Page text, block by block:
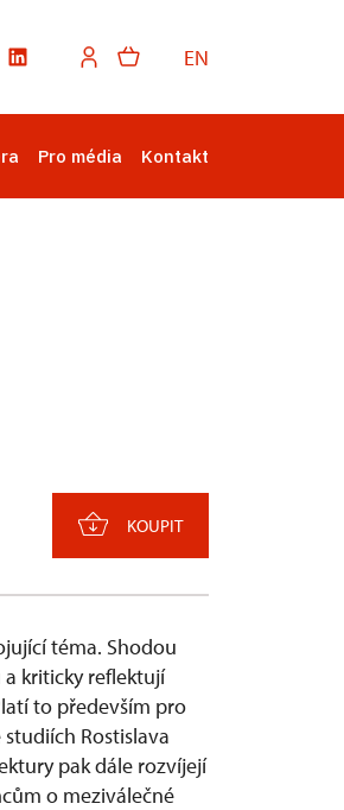
EN
Pro média Kontakt
KOUPIT
téma. Shodou
kriticky reflektují
to především pro
Rostislava
pak dále rozvíjejí
o meziválečné